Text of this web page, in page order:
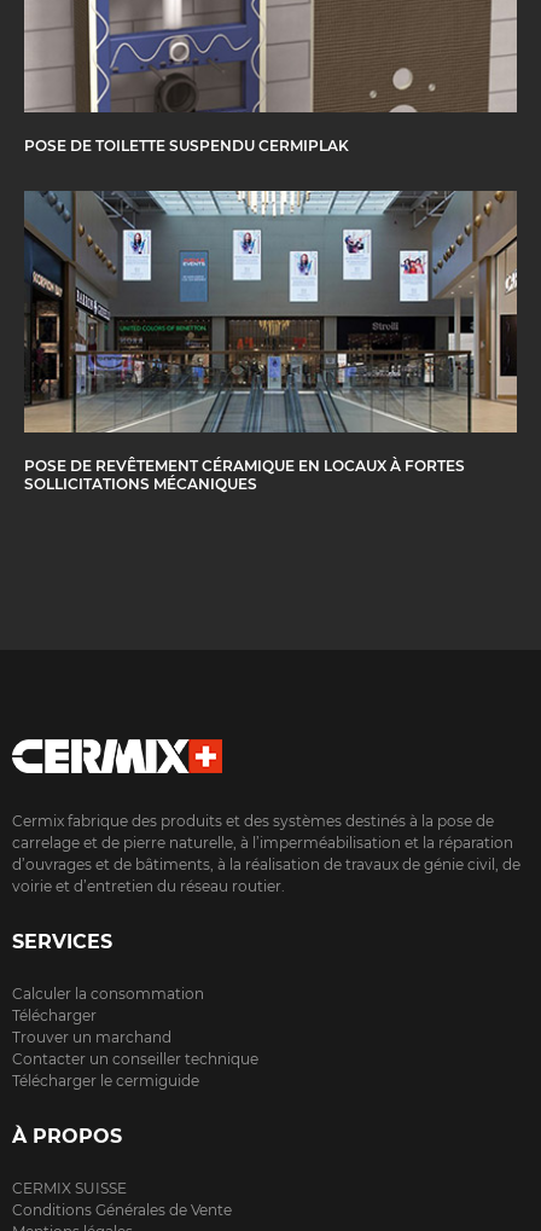
POSE DE TOILETTE SUSPENDU CERMIPLAK
POSE DE REVÊTEMENT CÉRAMIQUE EN LOCAUX À FORTES
SOLLICITATIONS MÉCANIQUES
Cermix fabrique des produits et des systèmes destinés à la pose de
carrelage et de pierre naturelle, à l’imperméabilisation et la réparation
d’ouvrages et de bâtiments, à la réalisation de travaux de génie civil, de
voirie et d’entretien du réseau routier.
SERVICES
Calculer la consommation
Télécharger
Trouver un marchand
Contacter un conseiller technique
Télécharger le cermiguide
À PROPOS
CERMIX SUISSE
Conditions Générales de Vente